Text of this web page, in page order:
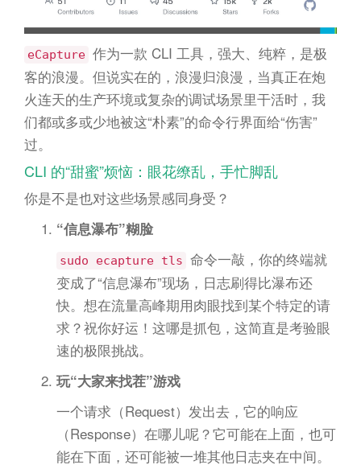
eCapture 作为一款 CLI 工具，强大、纯粹，是极
客的浪漫。但说实在的，浪漫归浪漫，当真正在炮
火连天的生产环境或复杂的调试场景里干活时，我
们都或多或少地被这“朴素”的命令行界面给“伤害”
过。
CLI 的“甜蜜”烦恼：眼花缭乱，手忙脚乱
你是不是也对这些场景感同身受？
“信息瀑布”糊脸
sudo ecapture tls 命令一敲，你的终端就
变成了“信息瀑布”现场，日志刷得比瀑布还
快。想在流量高峰期用肉眼找到某个特定的请
求？祝你好运！这哪是抓包，这简直是考验眼
速的极限挑战。
玩“大家来找茬”游戏
一个请求（Request）发出去，它的响应
（Response）在哪儿呢？它可能在上面，也可
能在下面，还可能被一堆其他日志夹在中间。